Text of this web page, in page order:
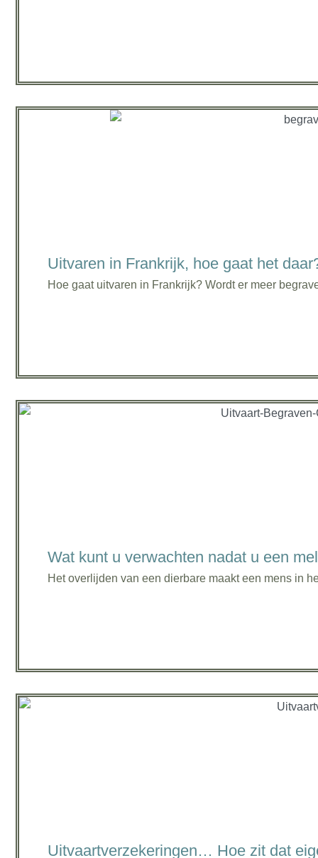
Uitvaren in Frankrijk, hoe gaat het
Hoe gaat uitvaren in Frankrijk? Wordt er meer
Wat kunt u verwachten nadat u een
Het overlijden van een dierbare maakt een mens in
Uitvaartverzekeringen… Hoe zit dat